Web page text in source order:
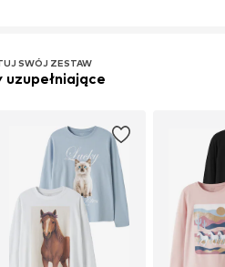
SWÓJ ZESTAW